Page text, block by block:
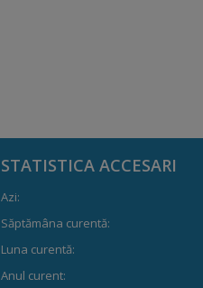
STATISTICA ACCESARI
Azi:
Săptămâna curentă:
Luna curentă:
Anul curent: